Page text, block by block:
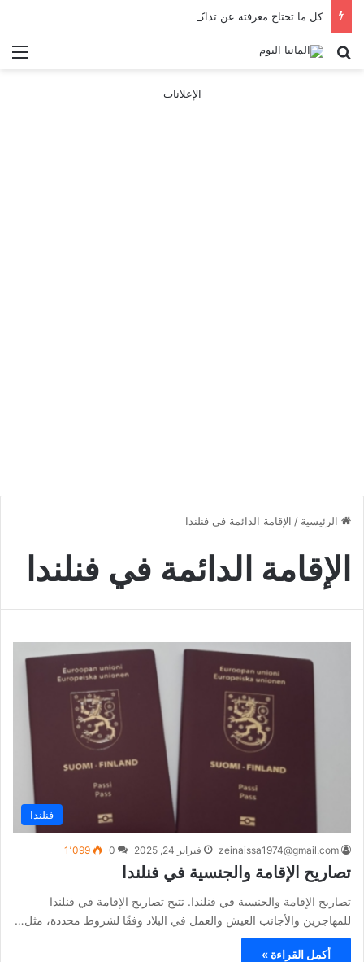
كل ما تحتاج معرفته عن تذاكر ووسائل النقل في باريس 2025
بحث عن
الإعلانات
الرئيسية / الإقامة الدائمة في فنلندا
الإقامة الدائمة في فنلندا
فنلندا
zeinaissa1974@gmail.com فبراير 24, 2025 0 1٬099
تصاريح الإقامة والجنسية في فنلندا
تصاريح الإقامة والجنسية في فنلندا. تتيح تصاريح الإقامة في فنلندا
للمهاجرين والأجانب العيش والعمل في البلاد وفقًا لشروط محددة، مثل…
أكمل القراءة »